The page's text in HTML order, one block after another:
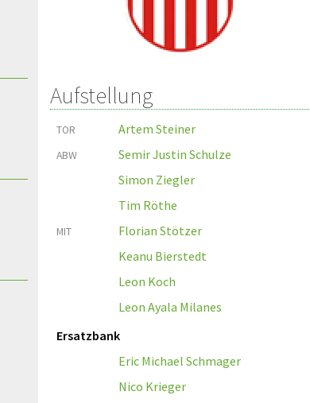
Aufstellung
TOR Artem Steiner
ABW
Semir Justin Schulze
Simon Ziegler
Tim Röthe
MIT
Florian Stötzer
Keanu Bierstedt
Leon Koch
Leon Ayala Milanes
Ersatzbank
Eric Michael Schmager
Nico Krieger